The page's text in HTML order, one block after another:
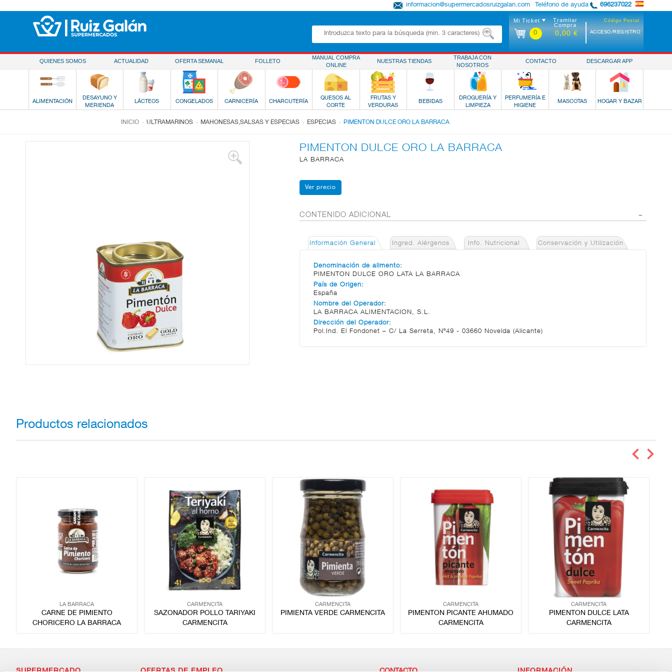
Teléfono de ayuda 696237022
informacion@supermercadosruizgalan.com
Código Postal
ACCESO/REGISTRO
Mi Ticket
0
Tramitar
Compra
0,00 €
QUIENES SOMOS ACTUALIDAD OFERTA SEMANAL FOLLETO
MANUAL COMPRA
ONLINE
NUESTRAS TIENDAS
TRABAJA CON
NOSOTROS
CONTACTO DESCARGAR APP
ALIMENTACIÓN
DESAYUNO Y
MERIENDA
LÁCTEOS CONGELADOS CARNICERÍA CHARCUTERÍA
QUESOS AL
CORTE
FRUTAS Y
VERDURAS
BEBIDAS
DROGUERÍA Y
LIMPIEZA
PERFUMERÍA E
HIGIENE
MASCOTAS HOGAR Y BAZAR
INICIO . ULTRAMARINOS . MAHONESAS,SALSAS Y ESPECIAS . ESPECIAS . PIMENTON DULCE ORO LA BARRACA
PIMENTON DULCE ORO LA BARRACA
LA BARRACA
CONTENIDO ADICIONAL
Información General Ingred. Alérgenos Info. Nutricional Conservación y Utilización
Denominación de alimento:
PIMENTON DULCE ORO LATA LA BARRACA
País de Origen:
España
Nombre del Operador:
LA BARRACA ALIMENTACION, S.L.
Dirección del Operador:
Pol.Ind. El Fondonet – C/ La Serreta, Nº49 - 03660 Novelda (Alicante)
Productos relacionados
LA BARRACA
CARNE DE PIMIENTO
CHORICERO LA BARRACA
CARMENCITA
SAZONADOR POLLO TARIYAKI
CARMENCITA
CARMENCITA
PIMIENTA VERDE CARMENCITA
CARMENCITA
PIMENTON PICANTE AHUMADO
CARMENCITA
CARMENCITA
PIMENTON DULCE LATA
CARMENCITA